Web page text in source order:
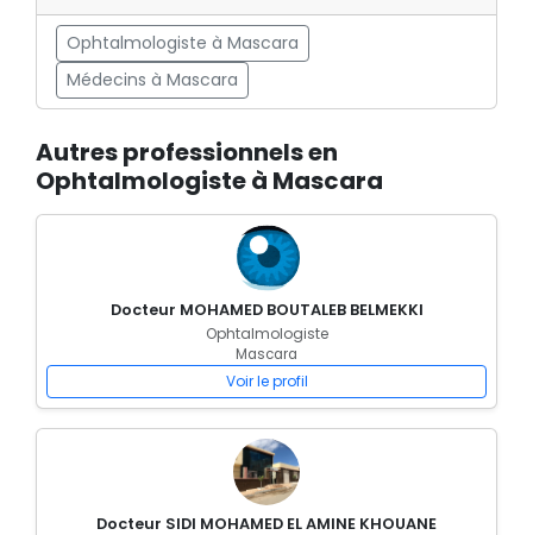
Ophtalmologiste à Mascara
Médecins à Mascara
Autres professionnels en
Ophtalmologiste à Mascara
Docteur MOHAMED BOUTALEB BELMEKKI
Ophtalmologiste
Mascara
Voir le profil
Docteur SIDI MOHAMED EL AMINE KHOUANE